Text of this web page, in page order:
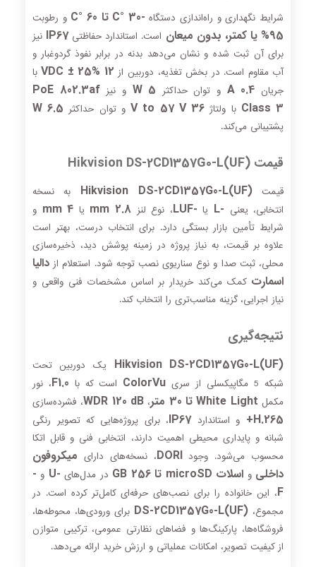
شرایط نگهداری و راه‌اندازی دستگاه -30 °C تا 60 °C و رطوبت
95% یا کمتر، بدون میعان است. استاندارد حفاظتیIP67 نیز
برای آن ثبت شده و نشان می‌دهد بدنه در برابر نفوذ گردوغبار و
آب مقاوم است. در بخش تغذیه، دوربین از 12 VDC ± 25%
با
جریان 0.4 A و توان حداکثر 5 W و نیزPoE 802.3af
Class 3 با ولتاژ 36 V to 57 V و توان حداکثر 6.5 W
پشتیبانی می‌کند.
قیمت Hikvision DS-2CD1357G0-L(UF)
قیمتHikvision DS-2CD1357G0-L(UF) به نسخه
انتخابی، یعنی -L یا -LUF ، نوع لنز2.8 mm یا 4 mm
و
شرایط تأمین بازار بستگی دارد. برای انتخاب درست، بهتر است
علاوه بر قیمت، به نیاز پروژه در زمینه پوشش دید، ذخیره‌سازی
محلی، ثبت صدا و نوع سناریوی نصب توجه شود. استعلام ازدالیا
اسمارت کمک می‌کند خریدار بر اساس مشخصات فنی واقعی و
نیاز اجرایی، گزینه مناسب‌تری را انتخاب کند.
نتیجه‌گیری
Hikvision DS-2CD1357G0-L(UF) یک دوربین تحت
شبکه 5 مگاپیکسلی از سری
ColorVu است که با F1.0، نور
مکمل White Light تا 30 متر ،WDR 120 dB، فشرده‌سازی
H.265+ و استانداردIP67، برای پروژه‌هایی که تصویر رنگی
شبانه و پایداری محیطی اهمیت دارند، انتخابی فنی و قابل اتکا
محسوب می‌شود. وجودDORI، نسخه‌های دارای میکروفون
داخلی و اسلات microSD تا 256 GB در مدل‌های -U و -
F، این خانواده را برای نصب‌های حرفه‌ای کامل‌تر کرده است. در
مجموع، DS-2CD1357G0-L(UF) برای ورودی‌ها، محوطه‌ها،
فروشگاه‌ها، پارکینگ‌ها و فضاهای نظارتی عمومی، ترکیبی متوازن
از کیفیت تصویر، امکانات عملیاتی و ارزش خرید ارائه می‌دهد.